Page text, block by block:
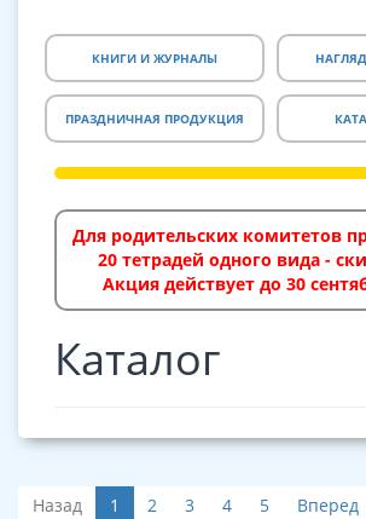
КНИГИ И ЖУРНАЛЫ
ПРАЗДНИЧНАЯ ПРОДУКЦИЯ
Для родительских комитетов
20 тетрадей одного вида -
Акция действует до 30
Каталог
Назад 1 2 3 4 5 Вперед